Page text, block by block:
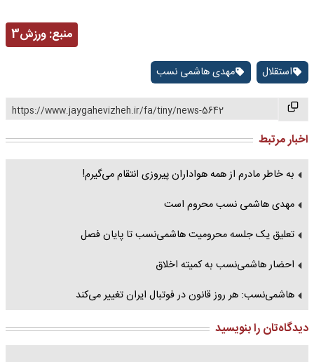
منبع:ورزش3
استقلال مهدی هاشمی نسب
https://www.jaygahevizheh.ir/fa/tiny/news-5642
اخبار مرتبط
به خاطر مادرم از همه هواداران پیروزی انتقام می‌گیرم!
مهدی هاشمی نسب محروم است
تعلیق یک جلسه محرومیت هاشمی‌نسب تا پایان فصل
احضار هاشمی‌نسب به کمیته اخلاق
هاشمی‌نسب: هر روز قانون در فوتبال ایران تغییر می‌کند
دیدگاه‌تان را بنویسید